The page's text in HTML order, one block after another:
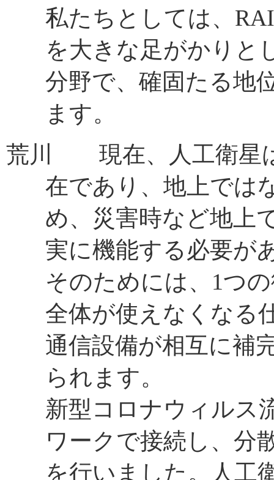
私たちとしては、
を大きな足がかりと
分野で、確固たる地
ます。
荒川 現在、人工衛星
在であり、地上では
め、災害時など地上
実に機能する必要が
そのためには、1つ
全体が使えなくなる
通信設備が相互に補
られます。
新型コロナウィルス
ワークで接続し、分
を行いました。人工